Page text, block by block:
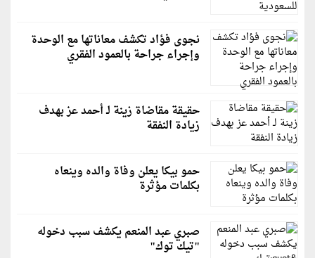
نجوى فؤاد تكشف معاناتها مع الوحدة
وإجراء جراحة بالعمود الفقري
حقيقة مقاضاة زينة لـ أحمد عز بهدف
زيادة النفقة
حمو بيكا يعلن وفاة والده وينعاه
بكلمات مؤثرة
صبري عبد المنعم يكشف سبب دخوله
"تيك توك"